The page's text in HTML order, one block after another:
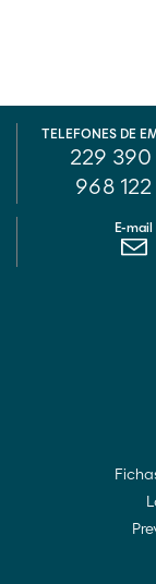
TELEFONES DE
229
968 122
E-mail